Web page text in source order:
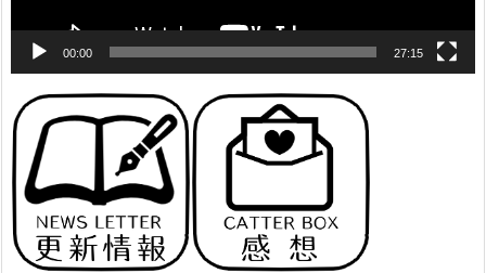
00:00 27:15